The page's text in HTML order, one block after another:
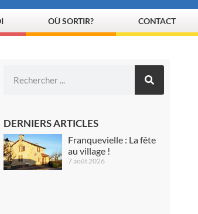
OÙ SORTIR? CONTACT
DERNIERS ARTICLES
Franquevielle : La fête
au village !
7 août 2026